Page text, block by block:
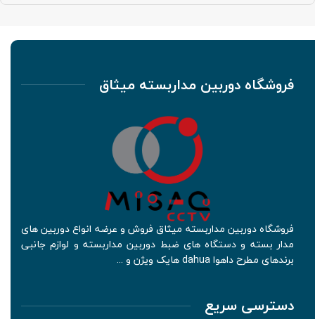
دسترسی سریع
فروشگاه دوربین مداربسته میثاق
فروشگاه دوربین مداربسته میثاق فروش و عرضه انواع دوربین های
مدار بسته و دستگاه های ضبط دوربین مداربسته و لوازم جانبی
برندهای مطرح داهوا dahua هایک ویژن و ...